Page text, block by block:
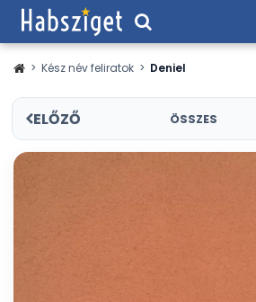
> Kész név feliratok > Deniel
ELŐZŐ ÖSSZES